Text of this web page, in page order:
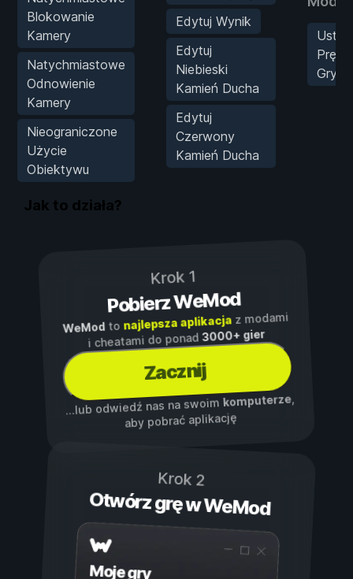
Blokowanie
Kamery
Natychmiastowe
Odnowienie
Kamery
Nieograniczone
Użycie
Obiektywu
Edytuj Wynik
Edytuj
Niebieski
Kamień Ducha
Edytuj
Czerwony
Kamień Ducha
Gry
Jak to działa?
Krok 1
Pobierz WeMod
WeModto najlepsza aplikacjaz modami
i cheatami do ponad3000+ gier
Zacznij
...lub odwiedź nas na swoim komputerze,
aby pobrać aplikację
Krok 2
Otwórz grę w WeMod
Moje gry